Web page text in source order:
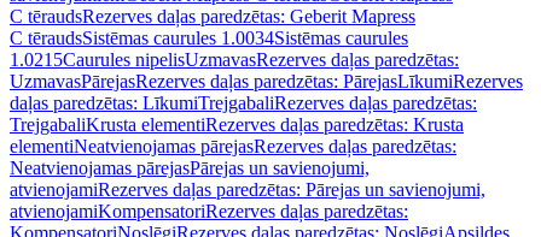
C tēraudsRezerves daļas paredzētas: Geberit Mapress
C tēraudsSistēmas caurules 1.0034Sistēmas caurules
1.0215Caurules nipelisUzmavasRezerves daļas paredzētas:
UzmavasPārejasRezerves daļas paredzētas: PārejasLīkumiRezerves
daļas paredzētas: LīkumiTrejgabaliRezerves daļas paredzētas:
TrejgabaliKrusta elementiRezerves daļas paredzētas: Krusta
elementiNeatvienojamas pārejasRezerves daļas paredzētas:
Neatvienojamas pārejasPārejas un savienojumi,
atvienojamiRezerves daļas paredzētas: Pārejas un savienojumi,
atvienojamiKompensatoriRezerves daļas paredzētas:
KompensatoriNoslēgiRezerves daļas paredzētas: NoslēgiApsildes